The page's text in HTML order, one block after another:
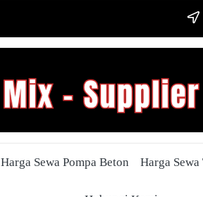
Harga Sewa Pompa Beton Harga